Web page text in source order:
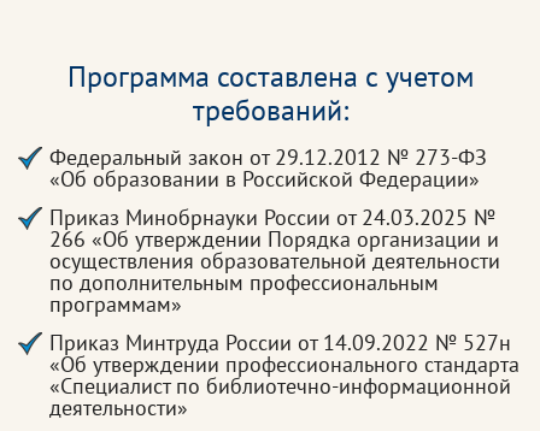
Программа составлена с учетом
требований:
Федеральный закон от 29.12.2012 № 273-ФЗ
«Об образовании в Российской Федерации»
Приказ Минобрнауки России от 24.03.2025 №
266 «Об утверждении Порядка организации и
осуществления образовательной деятельности
по дополнительным профессиональным
программам»
Приказ Минтруда России от 14.09.2022 № 527н
«Об утверждении профессионального стандарта
«Специалист по библиотечно-информационной
деятельности»